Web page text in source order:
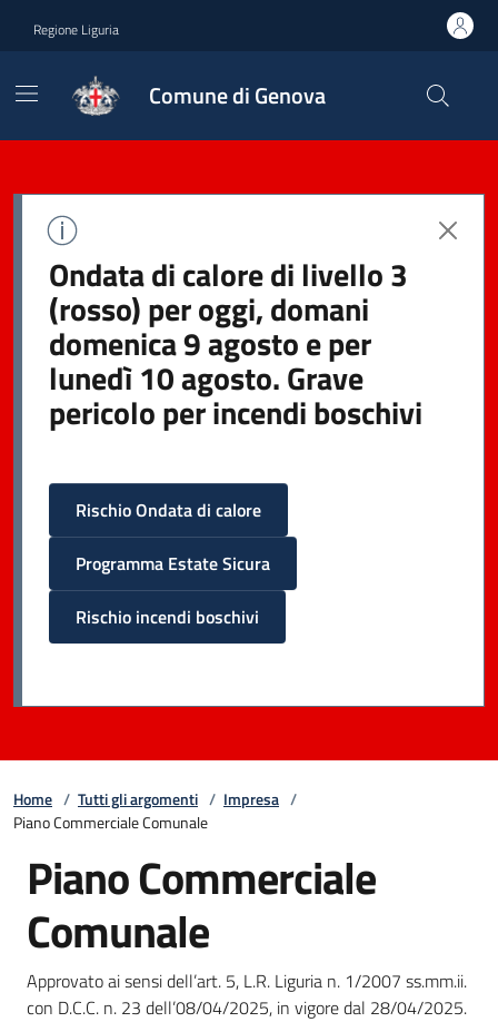
Regione Liguria
Comune di Genova
Ondata di calore di livello 3
(rosso) per oggi, domani
domenica 9 agosto e per
lunedì 10 agosto. Grave
pericolo per incendi boschivi
Rischio Ondata di calore
Programma Estate Sicura
Rischio incendi boschivi
Home / Tutti gli argomenti / Impresa /
Piano Commerciale Comunale
Piano Commerciale
Comunale
Approvato ai sensi dell’art. 5, L.R. Liguria n. 1/2007 ss.mm.ii.
con D.C.C. n. 23 dell’08/04/2025, in vigore dal 28/04/2025.